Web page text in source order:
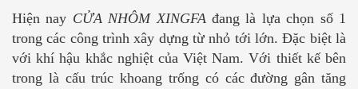
Hiện nay CỬA NHÔM XINGFAđang là lựa chọn số 1
trong các công trình xây dựng từ nhỏ tới lớn. Đặc biệt là
với khí hậu khắc nghiệt của Việt Nam. Với thiết kế bên
trong là cấu trúc khoang trống có các đường gân tăng